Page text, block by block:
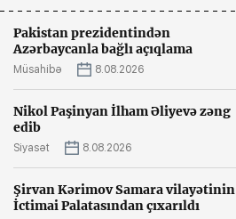
Pakistan prezidentindən
Azərbaycanla bağlı açıqlama
Müsahibə 8.08.2026
Nikol Paşinyan İlham Əliyevə zəng
edib
Siyasət 8.08.2026
Şirvan Kərimov Samara vilayətinin
İctimai Palatasından çıxarıldı